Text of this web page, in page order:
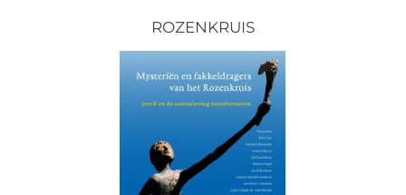
ROZENKRUIS